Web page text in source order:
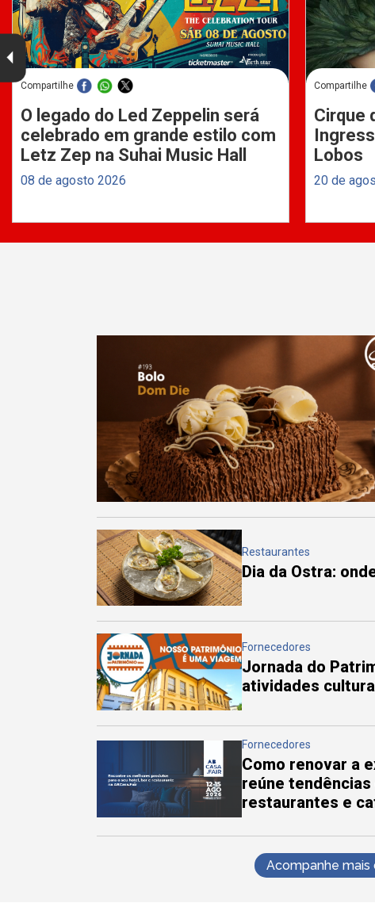
Compartilhe
O legado do Led Zeppelin será
celebrado em grande estilo com
Letz Zep na Suhai Music Hall
08 de agosto 2026
Compartilhe
Cirque
Lobos
20 de
Restaurantes
Dia da Ostra:
Fornecedores
Jornada do
atividades
Fornecedores
Como renovar a
reúne
restaurantes e
Acompanhe mais